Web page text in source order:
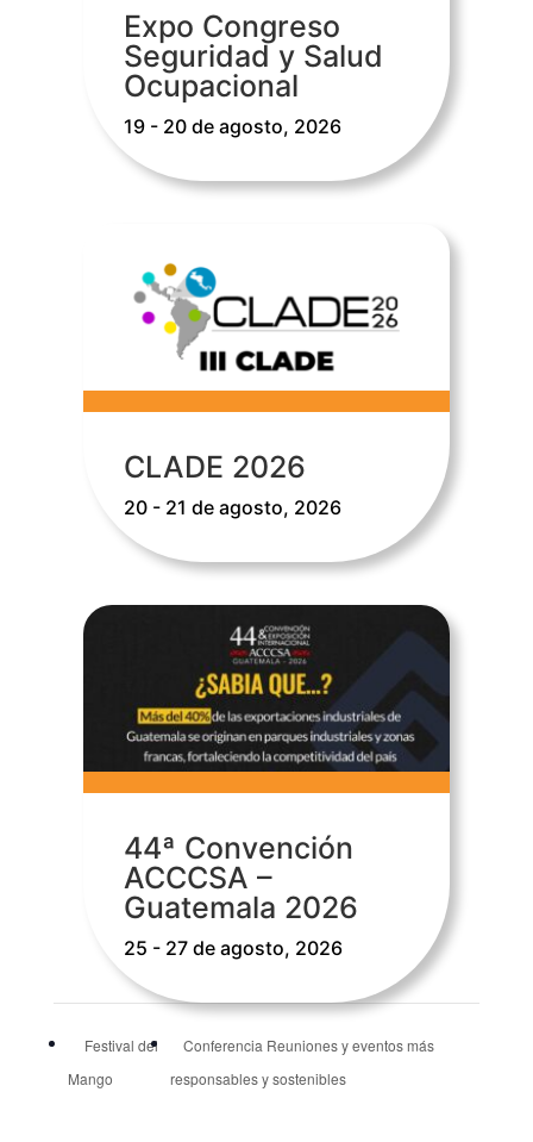
Expo Congreso
Seguridad y Salud
Ocupacional
19 - 20 de agosto, 2026
CLADE 2026
20 - 21 de agosto, 2026
44ª Convención
ACCCSA –
Guatemala 2026
25 - 27 de agosto, 2026
Festival del
Mango
Conferencia Reuniones y eventos más
responsables y sostenibles